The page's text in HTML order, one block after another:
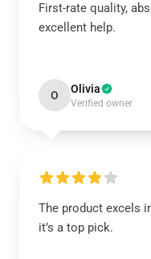
First-rate quality,
excellent help.
O Olivia
Verified owner
The product excels
it’s a top pick.